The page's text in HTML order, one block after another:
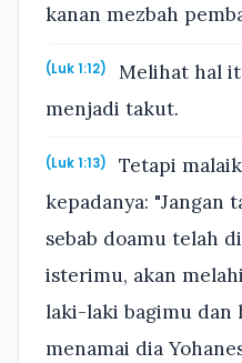
kanan mezbah
(Luk 1:12)
Melihat hal
menjadi takut.
(Luk 1:13)
Tetapi
kepadanya: "Jangan
sebab doamu telah
isterimu, akan
laki-laki bagimu dan
menamai dia